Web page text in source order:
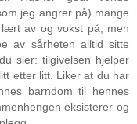
jeg angrer på) mange
av og vokst på, men
av sårheten alltid sitte
sier: tilgivelsen hjelper
etter litt. Liker at du har
barndom til hennes
eksisterer og